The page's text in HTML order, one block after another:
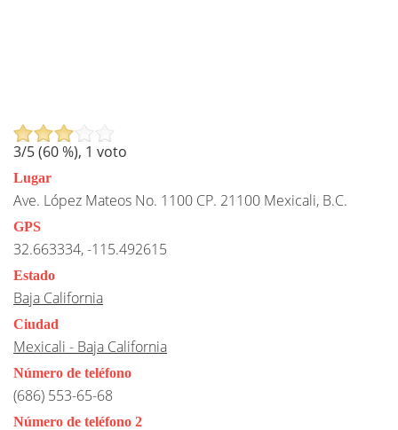
3/5 (60%), 1 voto
Lugar
Ave. López Mateos No. 1100 CP. 21100 Mexicali, B.C.
GPS
32.663334, -115.492615
Estado
Baja California
Ciudad
Mexicali - Baja California
Número de teléfono
(686) 553-65-68
Número de teléfono 2